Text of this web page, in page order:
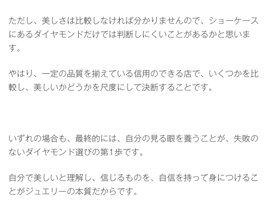
ただし、美しさは比較しなければ分かりませんので、ショーケース
にあるダイヤモンドだけでは判断しにくいことがあるかと思いま
す。
やはり、一定の品質を揃えている信用のできる店で、いくつかを比
較し、美しいかどうかを尺度にして決断することです。
いずれの場合も、最終的には、自分の見る眼を養うことが、失敗の
ないダイヤモンド選びの第1歩です。
自分で美しいと理解し、信じるものを、自信を持って身につけるこ
とがジュエリーの本質だからです。